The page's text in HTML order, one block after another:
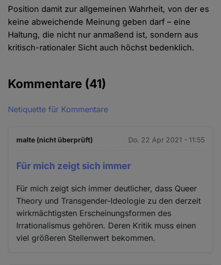
Position damit zur allgemeinen Wahrheit, von der es
keine abweichende Meinung geben darf – eine
Haltung, die nicht nur anmaßend ist, sondern aus
kritisch-rationaler Sicht auch höchst bedenklich.
Kommentare (41)
Netiquette für Kommentare
malte (nicht überprüft) Do. 22 Apr 2021 - 11:55
Für mich zeigt sich immer
Für mich zeigt sich immer deutlicher, dass Queer
Theory und Transgender-Ideologie zu den derzeit
wirkmächtigsten Erscheinungsformen des
Irrationalismus gehören. Deren Kritik muss einen
viel größeren Stellenwert bekommen.